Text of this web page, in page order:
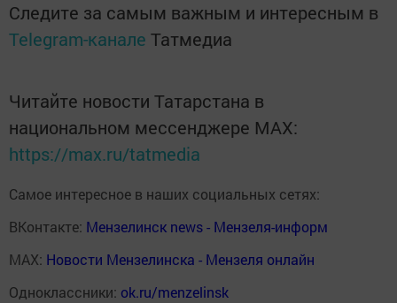
Следите за самым важным и интересным в
Telegram-канале Татмедиа
Читайте новости Татарстана в
национальном мессенджере MАХ:
https://max.ru/tatmedia
Самое интересное в наших социальных сетях:
ВКонтакте: Мензелинск news - Мензеля-информ
MAX: Новости Мензелинска - Мензеля онлайн
Одноклассники: ok.ru/menzelinsk